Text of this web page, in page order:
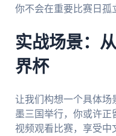
你不会在重要比赛日孤
实战场景：
界杯
让我们构想一个具体场
墨三国举行，你或许正
视频观看比赛，享受中